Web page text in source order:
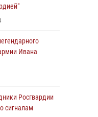
Ивана
Росгвардии
сигналам